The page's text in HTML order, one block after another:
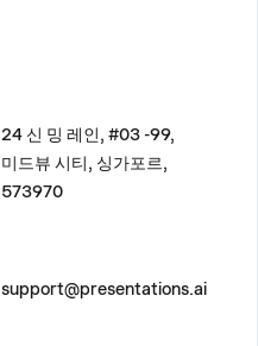
24 신 밍 레인, #03 -99,
미드뷰 시티, 싱가포르,
573970
support@presentations.ai